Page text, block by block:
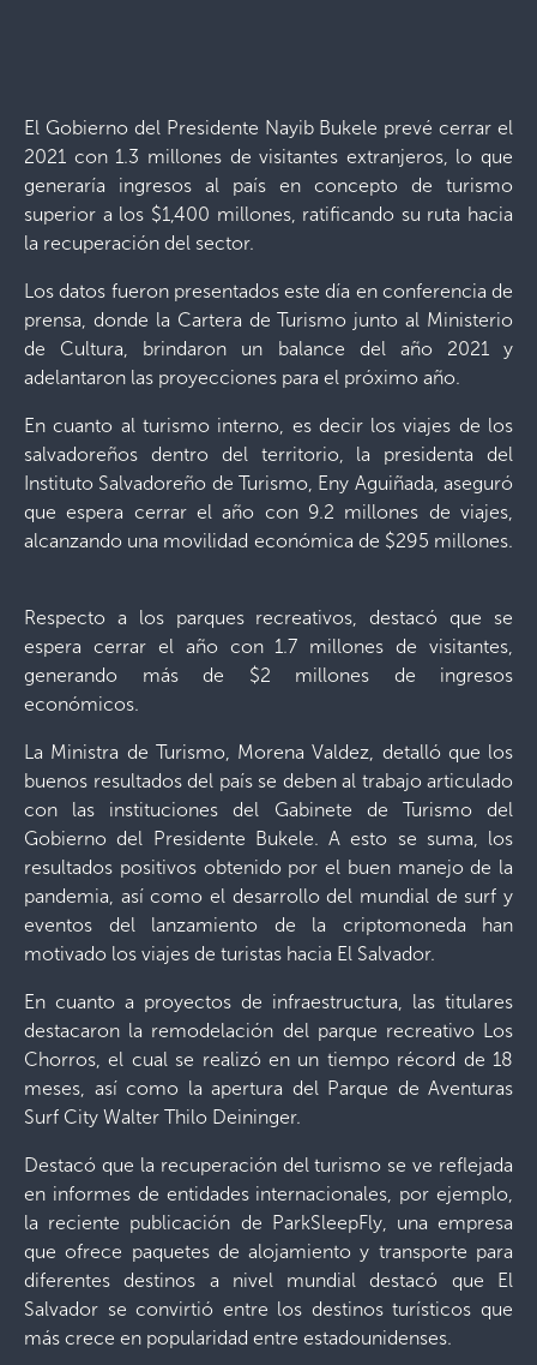
El Gobierno del Presidente Nayib Bukele prevé cerrar el
2021 con 1.3 millones de visitantes extranjeros, lo que
generaría ingresos al país en concepto de turismo
superior a los $1,400 millones, ratificando su ruta hacia
la recuperación del sector.
Los datos fueron presentados este día en conferencia de
prensa, donde la Cartera de Turismo junto al Ministerio
de Cultura, brindaron un balance del año 2021 y
adelantaron las proyecciones para el próximo año.
En cuanto al turismo interno, es decir los viajes de los
salvadoreños dentro del territorio, la presidenta del
Instituto Salvadoreño de Turismo, Eny Aguiñada, aseguró
que espera cerrar el año con 9.2 millones de viajes,
alcanzando una movilidad económica de $295 millones.
Respecto a los parques recreativos, destacó que se
espera cerrar el año con 1.7 millones de visitantes,
generando más de $2 millones de ingresos
económicos.
La Ministra de Turismo, Morena Valdez, detalló que los
buenos resultados del país se deben al trabajo articulado
con las instituciones del Gabinete de Turismo del
Gobierno del Presidente Bukele. A esto se suma, los
resultados positivos obtenido por el buen manejo de la
pandemia, así como el desarrollo del mundial de surf y
eventos del lanzamiento de la criptomoneda han
motivado los viajes de turistas hacia El Salvador.
En cuanto a proyectos de infraestructura, las titulares
destacaron la remodelación del parque recreativo Los
Chorros, el cual se realizó en un tiempo récord de 18
meses, así como la apertura del Parque de Aventuras
Surf City Walter Thilo Deininger.
Destacó que la recuperación del turismo se ve reflejada
en informes de entidades internacionales, por ejemplo,
la reciente publicación de ParkSleepFly, una empresa
que ofrece paquetes de alojamiento y transporte para
diferentes destinos a nivel mundial destacó que El
Salvador se convirtió entre los destinos turísticos que
más crece en popularidad entre estadounidenses.